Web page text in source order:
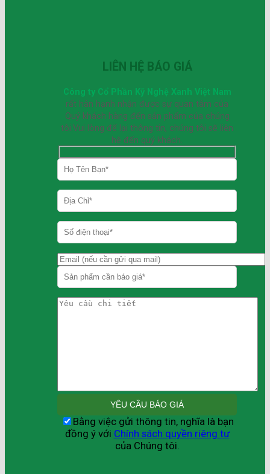
LIÊN HỆ BÁO GIÁ
Công ty Cổ Phần Kỹ Nghệ Xanh Việt Nam
rất hân hạnh nhận được sự quan tâm của
Quý khách hàng đến sản phẩm của chúng
tôi.Vui lòng để lại thông tin, chúng tôi sẽ liên
hệ đến quý khách.
Bằng việc gửi thông tin, nghĩa là bạn
đồng ý với Chính sách quyền riêng tư
của Chúng tôi.